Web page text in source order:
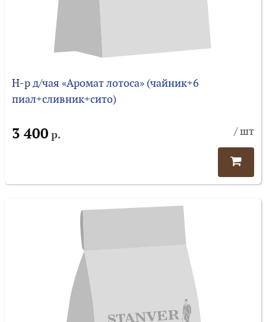
Н-р д/чая «Аромат лотоса» (чайник+6
пиал+сливник+сито)
3 400 р. / шт